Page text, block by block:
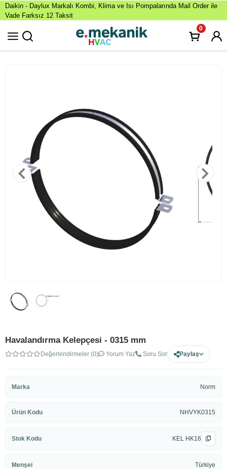
Daikin - Daylux Markalı Kombi, Klima ve Isı Pompalarında Mail Order ile
Vade Farksız 12 Taksit
0
Havalandırma Kelepçesi - 0315 mm
Değerlendirmeler (0) Yorum Yaz Soru Sor Paylaş
Marka Norm
Ürün Kodu NHVYK0315
Stok Kodu KEL HK16
Menşei Türkiye